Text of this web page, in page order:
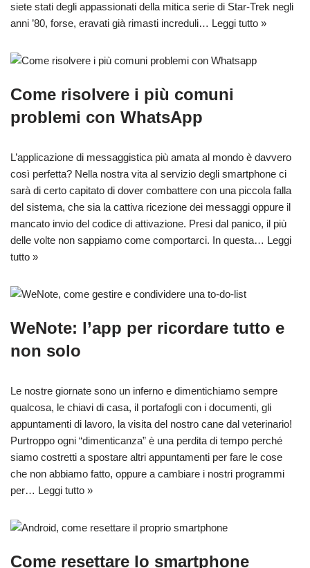
siete stati degli appassionati della mitica serie di Star-Trek negli
anni ’80, forse, eravati già rimasti increduli… Leggi tutto »
Come risolvere i più comuni
problemi con WhatsApp
L’applicazione di messaggistica più amata al mondo è davvero
così perfetta? Nella nostra vita al servizio degli smartphone ci
sarà di certo capitato di dover combattere con una piccola falla
del sistema, che sia la cattiva ricezione dei messaggi oppure il
mancato invio del codice di attivazione. Presi dal panico, il più
delle volte non sappiamo come comportarci. In questa… Leggi
tutto »
WeNote: l’app per ricordare tutto e
non solo
Le nostre giornate sono un inferno e dimentichiamo sempre
qualcosa, le chiavi di casa, il portafogli con i documenti, gli
appuntamenti di lavoro, la visita del nostro cane dal veterinario!
Purtroppo ogni “dimenticanza” è una perdita di tempo perché
siamo costretti a spostare altri appuntamenti per fare le cose
che non abbiamo fatto, oppure a cambiare i nostri programmi
per… Leggi tutto »
Come resettare lo smartphone